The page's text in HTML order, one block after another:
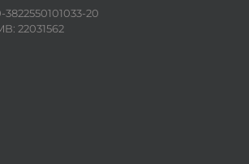
20
22031562